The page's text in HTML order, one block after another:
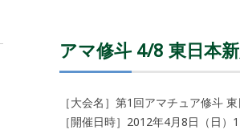
アマ修斗 4/8 東日本
［大会名］第1回アマチュア修斗
［開催日時］2012年4月8日（日）